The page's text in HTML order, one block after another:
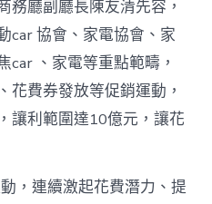
中
務廳副廳長陳友清先容，
car 協會、家電協會、家
car 、家電等重點範疇，
花費券發放等促銷運動，
讓利範圍達10億元，讓花
，連續激起花費潛力、提